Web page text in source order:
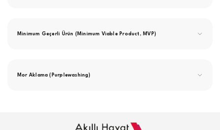
Minimum Geçerli Ürün (Minimum Viable Product, MVP)
Mor Aklama (Purplewashing)